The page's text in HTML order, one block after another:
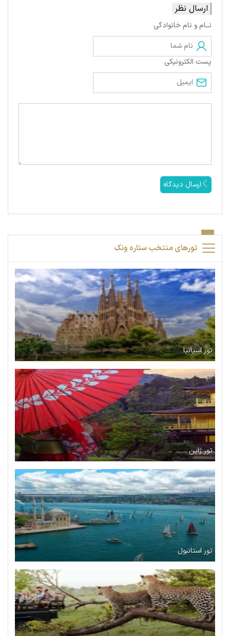
ارسال نظر
نــام و نام خانوادگی
پست الکترونیکی
ارسال دیدگاه
تورهای منتخب ستاره ونک
تور اسپانیا
تور ژاپن
تور استانبول